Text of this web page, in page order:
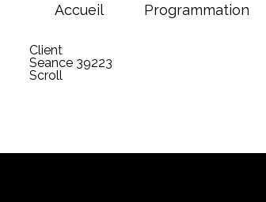
Accueil Programmation
Client
Seance 39223
Scroll